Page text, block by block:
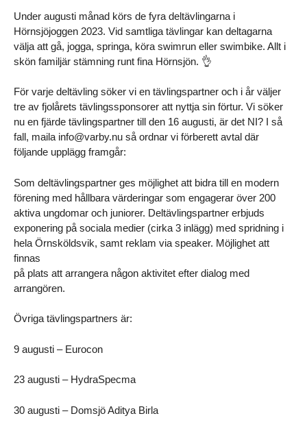
Under augusti månad körs de fyra deltävlingarna i
Hörnsjöjoggen 2023. Vid samtliga tävlingar kan deltagarna
välja att gå, jogga, springa, köra swimrun eller swimbike. Allt i
skön familjär stämning runt fina Hörnsjön. 👌
För varje deltävling söker vi en tävlingspartner och i år väljer
tre av fjolårets tävlingssponsorer att nyttja sin förtur. Vi söker
nu en fjärde tävlingspartner till den 16 augusti, är det NI? I så
fall, maila info@varby.nu så ordnar vi förberett avtal där
följande upplägg framgår:
Som deltävlingspartner ges möjlighet att bidra till en modern
förening med hållbara värderingar som engagerar över 200
aktiva ungdomar och juniorer. Deltävlingspartner erbjuds
exponering på sociala medier (cirka 3 inlägg) med spridning i
hela Örnsköldsvik, samt reklam via speaker. Möjlighet att
finnas
på plats att arrangera någon aktivitet efter dialog med
arrangören.
Övriga tävlingspartners är:
9 augusti – Eurocon
23 augusti – HydraSpecma
30 augusti – Domsjö Aditya Birla